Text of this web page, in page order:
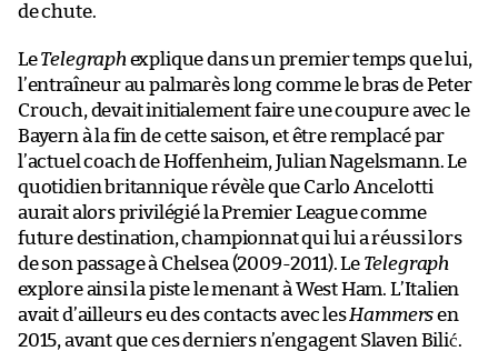
de chute.
LeTelegraph explique dans un premier temps que lui,
l’entraîneur au palmarès long comme le bras de Peter
Crouch, devait initialement faire une coupure avec le
Bayern à la fin de cette saison, et être remplacé par
l’actuel coach de Hoffenheim, Julian Nagelsmann. Le
quotidien britannique révèle que Carlo Ancelotti
aurait alors privilégié la Premier League comme
future destination, championnat qui lui a réussi lors
de son passage à Chelsea (2009-2011). Le Telegraph
explore ainsi la piste le menant à West Ham. L’Italien
avait d’ailleurs eu des contacts avec lesHammersen
2015, avant que ces derniers n’engagent Slaven Bilić.